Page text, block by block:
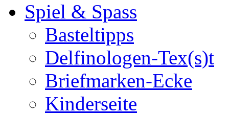
Spiel & Spass
Basteltipps
Delfinologen-Tex(s)t
Briefmarken-Ecke
Kinderseite